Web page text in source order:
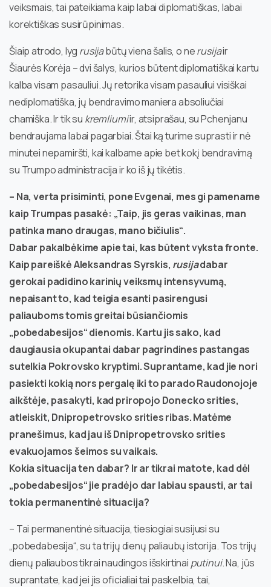
veiksmais, tai pateikiama kaip labai diplomatiškas, labai
korektiškas susirūpinimas.
Šiaip atrodo, lyg rusijabūtų viena šalis, o nerusijair
Šiaurės Korėja – dvi šalys, kurios būtent diplomatiškai kartu
kalba visam pasauliui. Jų retorika visam pasauliui visiškai
nediplomatiška, jų bendravimo maniera absoliučiai
chamiška. Ir tik su kremliumiir, atsiprašau, su Pchenjanu
bendraujama labai pagarbiai. Štai ką turime suprasti ir nė
minutei nepamiršti, kai kalbame apie bet kokį bendravimą
su Trumpo administracija ir ko iš jų tikėtis.
– Na, verta prisiminti, pone Evgenai, mes gi pamename
kaip Trumpas pasakė: „Taip, jis geras vaikinas, man
patinka mano draugas, mano bičiulis“.
Dabar pakalbėkime apie tai, kas būtent vyksta fronte.
Kaip pareiškė Aleksandras Syrskis, rusijadabar
gerokai padidino karinių veiksmų intensyvumą,
nepaisant to, kad teigia esanti pasirengusi
paliauboms tomis greitai būsiančiomis
„pobedabesijos“ dienomis. Kartu jis sako, kad
daugiausia okupantai dabar pagrindines pastangas
sutelkia Pokrovsko kryptimi. Suprantame, kad jie nori
pasiekti kokią nors pergalę iki to parado Raudonojoje
aikštėje, pasakyti, kad priropojo Donecko srities,
atleiskit, Dnipropetrovsko srities ribas. Matėme
pranešimus, kad jau iš Dnipropetrovsko srities
evakuojamos šeimos su vaikais.
Kokia situacija ten dabar? Ir ar tikrai matote, kad dėl
„pobedabesijos“ jie pradėjo dar labiau spausti, ar tai
tokia permanentinė situacija?
– Tai permanentinė situacija, tiesiogiai susijusi su
„pobedabesija“, su ta trijų dienų paliaubų istorija. Tos trijų
dienų paliaubos tikrai naudingos išskirtinai putinui. Na, jūs
suprantate, kad jei jis oficialiai tai paskelbia, tai,